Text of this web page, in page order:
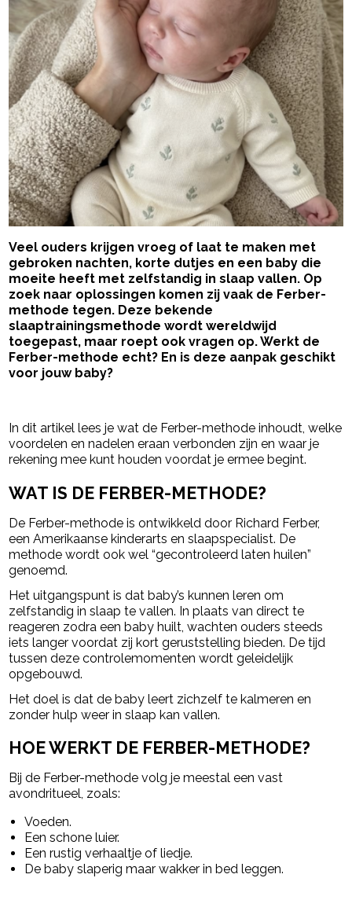
Veel ouders krijgen vroeg of laat te maken met
gebroken nachten, korte dutjes en een baby die
moeite heeft met zelfstandig in slaap vallen. Op
zoek naar oplossingen komen zij vaak de Ferber-
methode tegen. Deze bekende
slaaptrainingsmethode wordt wereldwijd
toegepast, maar roept ook vragen op. Werkt de
Ferber-methode echt? En is deze aanpak geschikt
voor jouw baby?
In dit artikel lees je wat de Ferber-methode inhoudt, welke
voordelen en nadelen eraan verbonden zijn en waar je
rekening mee kunt houden voordat je ermee begint.
WAT IS DE FERBER-METHODE?
De Ferber-methode is ontwikkeld door Richard Ferber,
een Amerikaanse kinderarts en slaapspecialist. De
methode wordt ook wel “gecontroleerd laten huilen”
genoemd.
Het uitgangspunt is dat baby’s kunnen leren om
zelfstandig in slaap te vallen. In plaats van direct te
reageren zodra een baby huilt, wachten ouders steeds
iets langer voordat zij kort geruststelling bieden. De tijd
tussen deze controlemomenten wordt geleidelijk
opgebouwd.
Het doel is dat de baby leert zichzelf te kalmeren en
zonder hulp weer in slaap kan vallen.
HOE WERKT DE FERBER-METHODE?
Bij de Ferber-methode volg je meestal een vast
avondritueel, zoals:
Voeden.
Een schone luier.
Een rustig verhaaltje of liedje.
De baby slaperig maar wakker in bed leggen.